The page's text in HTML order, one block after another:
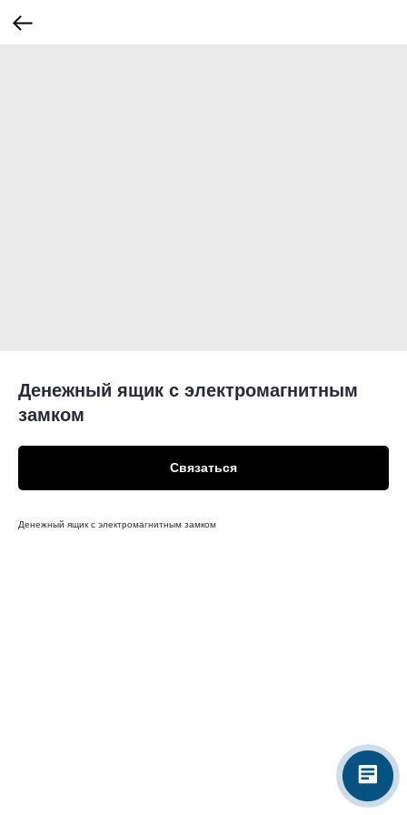
Денежный ящик с электромагнитным
замком
Связаться
Денежный ящик с электромагнитным замком